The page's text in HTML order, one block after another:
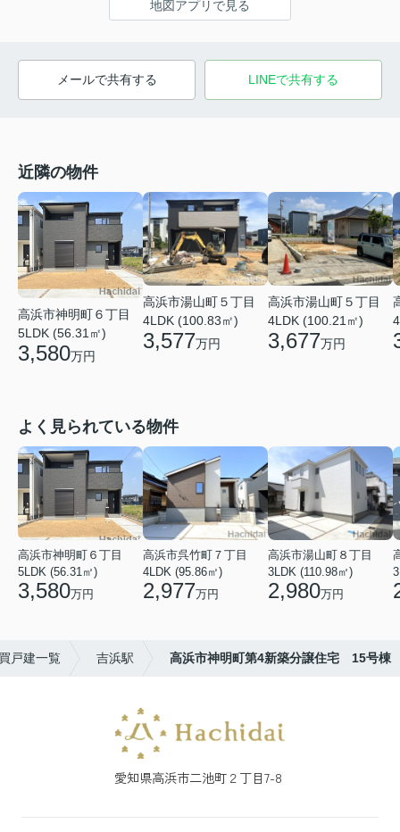
地図アプリで見る
メールで共有する LINEで共有する
近隣の物件
高浜市神明町６丁目
5LDK (56.31㎡)
3,580万円
高浜市湯山町５丁目
4LDK (100.83㎡)
3,577万円
高浜市湯山町５丁目
4LDK (100.21㎡)
3,677万円
よく見られている物件
高浜市神明町６丁目
5LDK (56.31㎡)
3,580万円
高浜市呉竹町７丁目
4LDK (95.86㎡)
2,977万円
高浜市湯山町８丁目
3LDK (110.98㎡)
2,980万円
戸建一覧 吉浜駅 高浜市神明町第4新築分譲住宅 15号棟
愛知県高浜市二池町２丁目7-8